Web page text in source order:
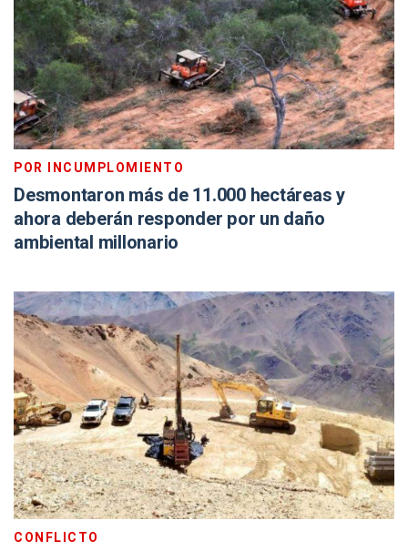
POR INCUMPLOMIENTO
Desmontaron más de 11.000 hectáreas y
ahora deberán responder por un daño
ambiental millonario
CONFLICTO